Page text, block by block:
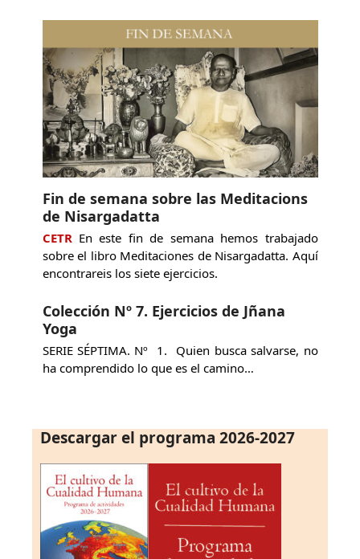
Fin de semana sobre las Meditacions
de Nisargadatta
CETR En este fin de semana hemos trabajado
sobre el libro Meditaciones de Nisargadatta. Aquí
encontrareis los siete ejercicios.
Colección Nº 7. Ejercicios de Jñana
Yoga
SERIE SÉPTIMA. Nº 1. Quien busca salvarse, no
ha comprendido lo que es el camino…
Descargar el programa 2026-2027